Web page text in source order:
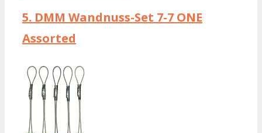
5. DMM Wandnuss-Set 7-7 ONE
Assorted